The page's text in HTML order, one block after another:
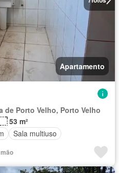
Apartamento
de Porto Velho, Porto Velho
53 m²
Sala multiuso